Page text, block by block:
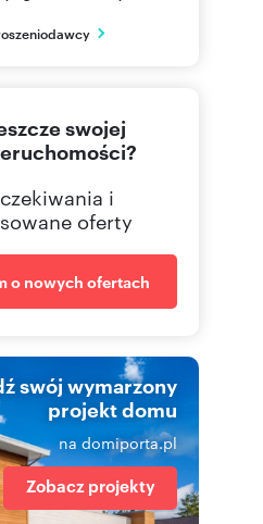
swojej
i
oferty
o nowych ofertach
swój wymarzony
projekt domu
na domiporta.pl
Zobacz projekty